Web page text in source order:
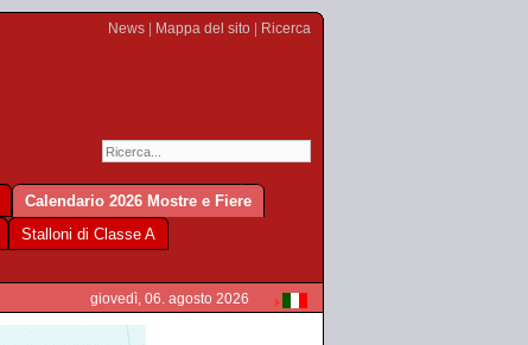
News Mappa del sito Ricerca
Calendario 2026 Mostre e Fiere
Stalloni di Classe A
giovedì, 06. agosto 2026